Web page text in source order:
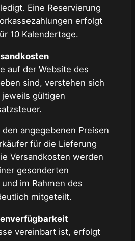
Eine Reservierung
erfolgt
10 Kalendertage.
auf der Website des
sind, verstehen sich
gültigen
angegebenen Preisen
für die Lieferung
Versandkosten werden
gesonderten
im Rahmen des
mitgeteilt.
vereinbart ist, erfolgt